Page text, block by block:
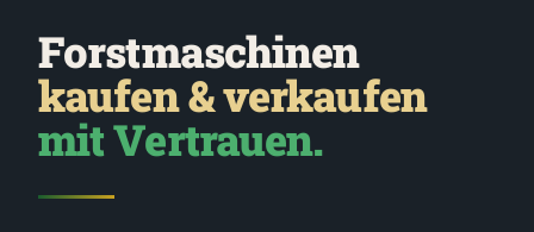
Forstmaschinen
kaufen & verkaufen
mit Vertrauen.